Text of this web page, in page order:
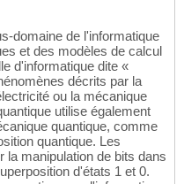
domaine de l'informatique
et des modèles de calcul
d'informatique dite «
décrits par la
ou la mécanique
utilise également
quantique, comme
quantique. Les
la manipulation de bits dans
d'états 1 et 0.